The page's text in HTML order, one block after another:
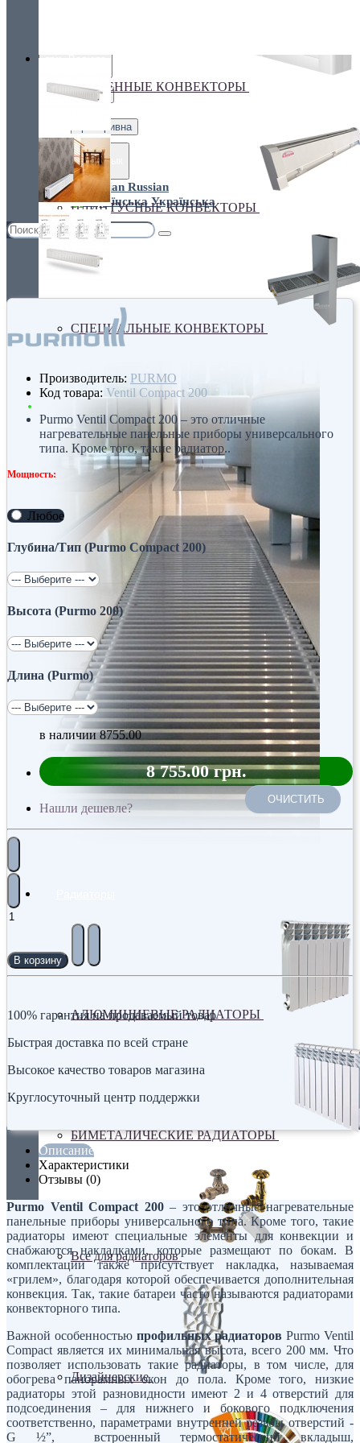
€ Euro
грн. Гривна
Язык
Russian
Українська
НАСТЕННЫЕ КОНВЕКТОРЫ
ПЛИНТУСНЫЕ КОНВЕКТОРЫ
СПЕЦИАЛЬНЫЕ КОНВЕКТОРЫ
АЛЮМИНИЕВЫЕ РАДИАТОРЫ
БИМЕТАЛИЧЕСКИЕ РАДИАТОРЫ
Все для радиаторов
Дизайнерские
Производитель: PURMO
Код товара: Ventil Compact 200
Purmo Ventil Compact 200 – это отличные
нагревательные панельные приборы универсального
типа. Кроме того, такие радиатор..
Мощность:
Любое
Глубина/Тип (Purmo Compact 200)
Высота (Purmo 200)
Длина (Purmo)
в наличии8755.00
8 755.00 грн.
Нашли дешевле?
ОЧИСТИТЬ
В корзину
100% гарантия на продаваемый товар
Быстрая доставка по всей стране
Высокое качество товаров магазина
Круглосуточный центр поддержки
Описание
Характеристики
Отзывы (0)
Purmo Ventil Compact 200– это отличные нагревательные
панельные приборы универсального типа. Кроме того, такие
радиаторы имеют специальные элементы для конвекции и
снабжаются накладками, которые размещают по бокам. В
комплектации также присутствует накладка, называемая
«грилем», благодаря которой обеспечивается дополнительная
конвекция. Так, такие батареи часто называются радиаторами
конвекторного типа.
Важной особенностью профильных радиаторов Purmo Ventil
Compact является их минимальная высота, всего 200 мм. Что
позволяет использовать такие радиаторы, в том числе, для
обогрева панорамных окон до пола. Кроме того, низкие
радиаторы этой разновидности имеют 2 и 4 отверстий для
подсоединения – для нижнего и бокового подключения
соответственно, параметрами внутренней резьбы отверстий -
G ½”, встроенный термостатический вкладыш,